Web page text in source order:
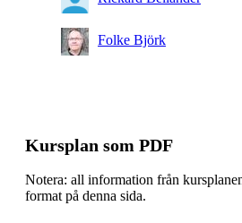
Folke Björk
Kursplan som PDF
Notera: all information från
format på denna sida.